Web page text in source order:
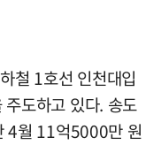
철 1호선 인천대입
도하고 있다. 송도
4월 11억5000만 원